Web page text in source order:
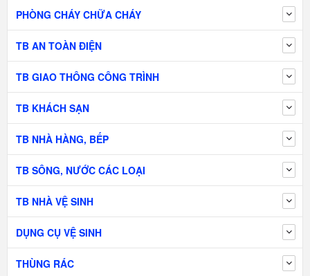
PHÒNG CHÁY CHỮA CHÁY
TB AN TOÀN ĐIỆN
TB GIAO THÔNG CÔNG TRÌNH
TB KHÁCH SẠN
TB NHÀ HÀNG, BẾP
TB SÔNG, NƯỚC CÁC LOẠI
TB NHÀ VỆ SINH
DỤNG CỤ VỆ SINH
THÙNG RÁC